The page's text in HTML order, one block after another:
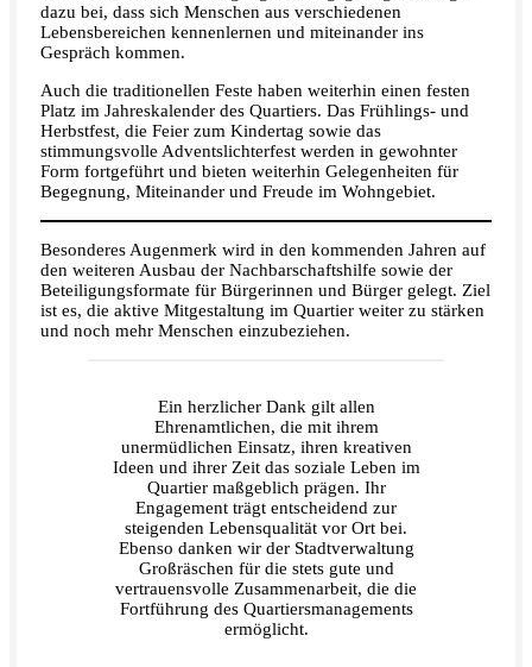
dazu bei, dass sich Menschen aus verschiedenen
Lebensbereichen kennenlernen und miteinander ins
Gespräch kommen.
Auch die traditionellen Feste haben weiterhin einen festen
Platz im Jahreskalender des Quartiers. Das Frühlings- und
Herbstfest, die Feier zum Kindertag sowie das
stimmungsvolle Adventslichterfest werden in gewohnter
Form fortgeführt und bieten weiterhin Gelegenheiten für
Begegnung, Miteinander und Freude im Wohngebiet.
Besonderes Augenmerk wird in den kommenden Jahren auf
den weiteren Ausbau der Nachbarschaftshilfe sowie der
Beteiligungsformate für Bürgerinnen und Bürger gelegt. Ziel
ist es, die aktive Mitgestaltung im Quartier weiter zu stärken
und noch mehr Menschen einzubeziehen.
Ein herzlicher Dank gilt allen
Ehrenamtlichen, die mit ihrem
unermüdlichen Einsatz, ihren kreativen
Ideen und ihrer Zeit das soziale Leben im
Quartier maßgeblich prägen. Ihr
Engagement trägt entscheidend zur
steigenden Lebensqualität vor Ort bei.
Ebenso danken wir der Stadtverwaltung
Großräschen für die stets gute und
vertrauensvolle Zusammenarbeit, die die
Fortführung des Quartiersmanagements
ermöglicht.